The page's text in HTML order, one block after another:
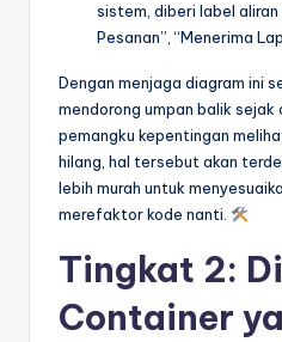
sistem, diberi label
Pesanan”, “Menerima
Dengan menjaga diagram ini
mendorong umpan balik sejak
pemangku kepentingan
hilang, hal tersebut akan
lebih murah untuk
merefaktor kode nanti.
Tingkat 2:
Container